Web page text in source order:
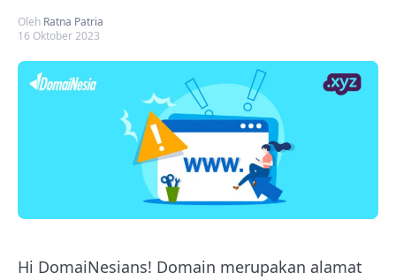
Oleh Ratna Patria
16 Oktober 2023
Hi DomaiNesians! Domain merupakan alamat